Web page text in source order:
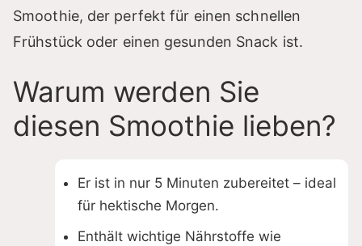
Smoothie, der perfekt für einen schnellen
Frühstück oder einen gesunden Snack ist.
Warum werden Sie
diesen Smoothie lieben?
Er ist in nur 5 Minuten zubereitet – ideal
für hektische Morgen.
Enthält wichtige Nährstoffe wie